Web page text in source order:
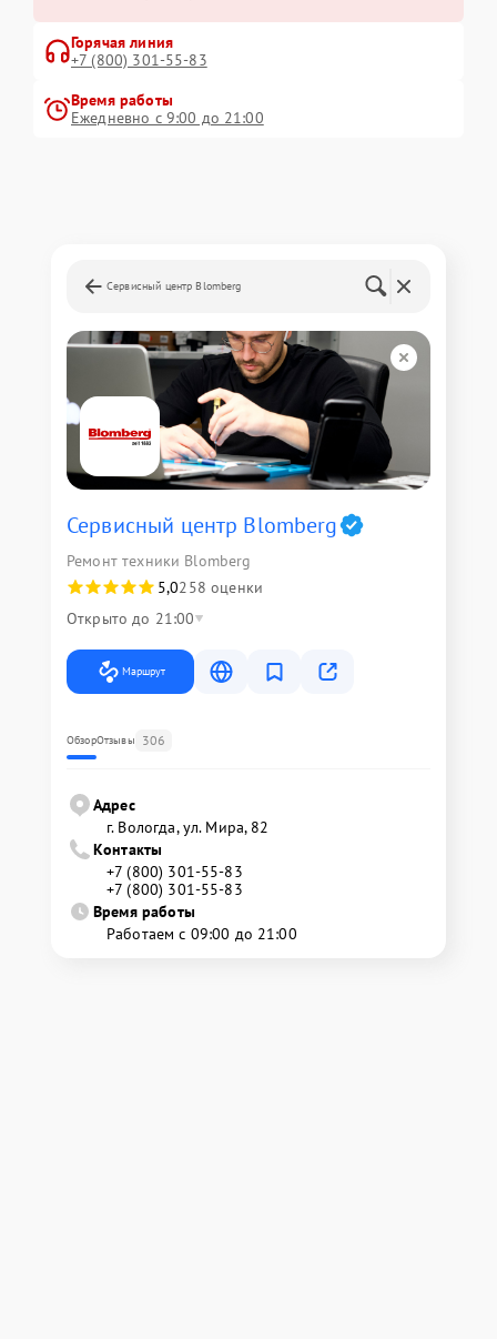
Горячая линия
+7 (800) 301-55-83
Время работы
Ежедневно с 9:00 до 21:00
Сервисный центр Blomberg
Сервисный центр Blomberg
Ремонт техники Blomberg
5,0258 оценки
Открыто до 21:00
Маршрут
ОбзорОтзывы 306
Адрес
г. Вологда, ул. Мира, 82
Контакты
+7 (800) 301-55-83
+7 (800) 301-55-83
Время работы
Работаем с 09:00 до 21:00